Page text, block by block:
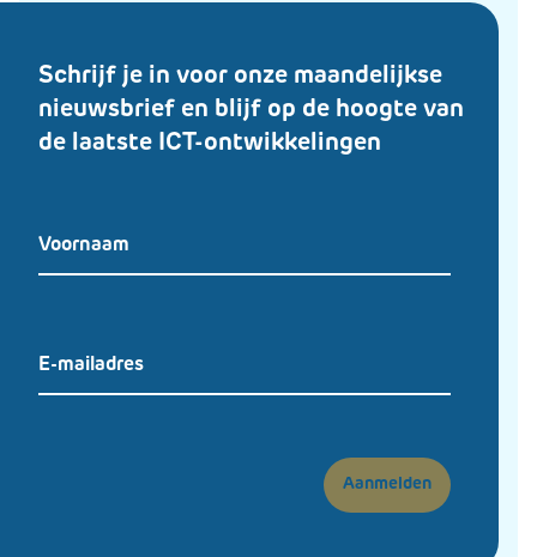
​Schrijf je in voor onze maandelijkse
nieuwsbrief en blijf op de hoogte van
de laatste ICT-ontwikkelingen
Aanmelden